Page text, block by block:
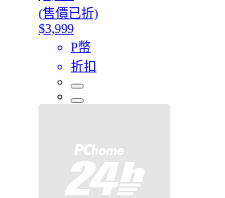
(售價已折)
$3,999
P幣
折扣